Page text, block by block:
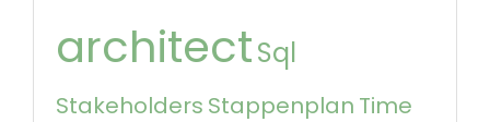
architectSql
Stakeholders Stappenplan Time